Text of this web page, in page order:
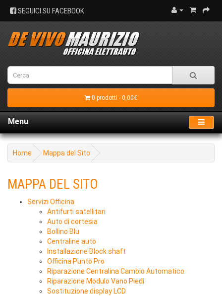
SEGUICI SU FACEBOOK
0 prodotti - 0,00€
Menu
Home Mappa del Sito
MAPPA DEL SITO
Servizi Officina
Antifurti satellitari
Auto di cortesia
Bollino Blu
Centraline auto
Installazione Block shaft
Officina Punto Pro
Riparazione Centralina Cambio Automatico
Riparazione Modulo Vano Piedi
Sostituzione display LCD